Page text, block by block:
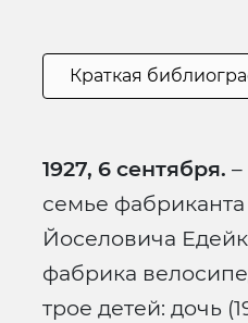
Краткая
1927, 6 сентября.
семье
Йоселовича
фабрика
трое детей: дочь